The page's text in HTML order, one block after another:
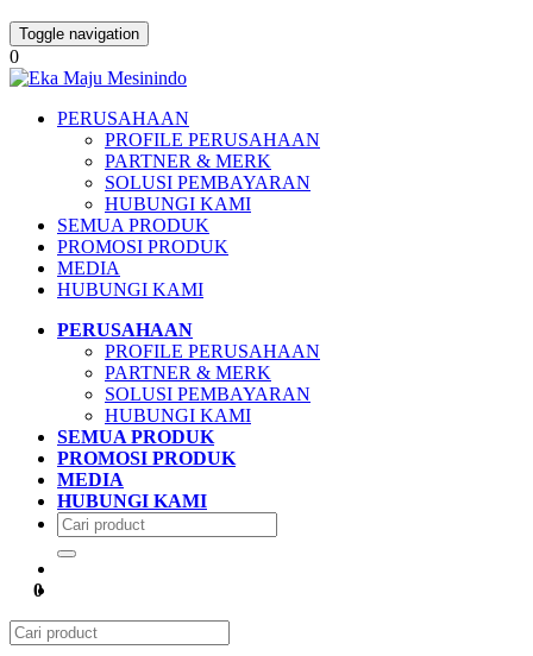
Toggle navigation
0
PERUSAHAAN
PROFILE PERUSAHAAN
PARTNER & MERK
SOLUSI PEMBAYARAN
HUBUNGI KAMI
SEMUA PRODUK
PROMOSI PRODUK
MEDIA
HUBUNGI KAMI
PERUSAHAAN
PROFILE PERUSAHAAN
PARTNER & MERK
SOLUSI PEMBAYARAN
HUBUNGI KAMI
SEMUA PRODUK
PROMOSI PRODUK
MEDIA
HUBUNGI KAMI
0